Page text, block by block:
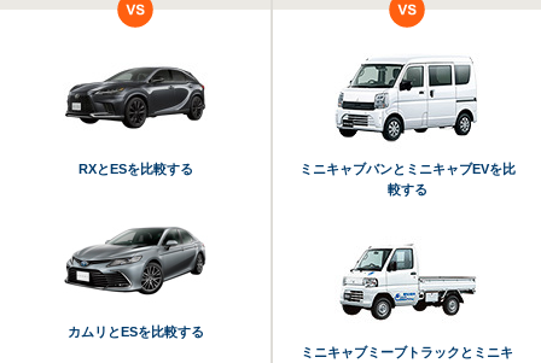
RXとESを比較する
カムリとESを比較する
ミニキャブバンとミニキャブEVを比
較する
ミニキャブミーブトラックとミニキ